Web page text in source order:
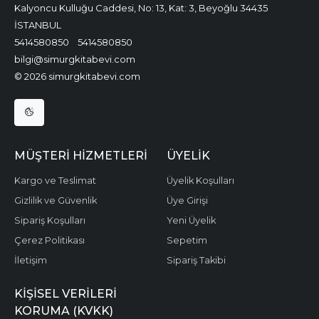
Kalyoncu Kulluğu Caddesi, No: 13, Kat: 3, Beyoğlu 34435
İSTANBUL
5414580850
5414580850
bilgi@simurgkitabevi.com
© 2026 simurgkitabevi.com
MÜŞTERI HIZMETLERI
Kargo ve Teslimat
Gizlilik ve Güvenlik
Sipariş Koşulları
Çerez Politikası
İletişim
ÜYELIK
Üyelik Koşulları
Üye Girişi
Yeni Üyelik
Sepetim
Sipariş Takibi
KIŞISEL VERILERI
KORUMA (KVKK)